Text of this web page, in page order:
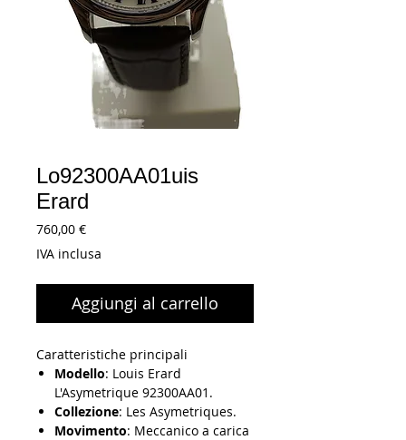
Lo92300AA01uis
Erard
760,00 €Prezzo
IVA inclusa
Aggiungi al carrello
Caratteristiche principali
Modello: Louis Erard
L'Asymetrique 92300AA01.
Collezione: Les Asymetriques.
Movimento: Meccanico a carica